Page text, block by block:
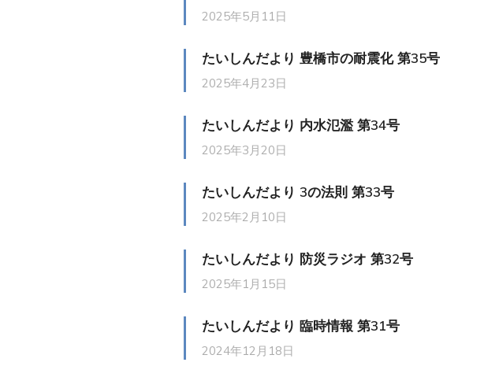
2025年5月11日
たいしんだより 豊橋市の耐震化 第35号
2025年4月23日
たいしんだより 内水氾濫 第34号
2025年3月20日
たいしんだより 3の法則 第33号
2025年2月10日
たいしんだより 防災ラジオ 第32号
2025年1月15日
たいしんだより 臨時情報 第31号
2024年12月18日